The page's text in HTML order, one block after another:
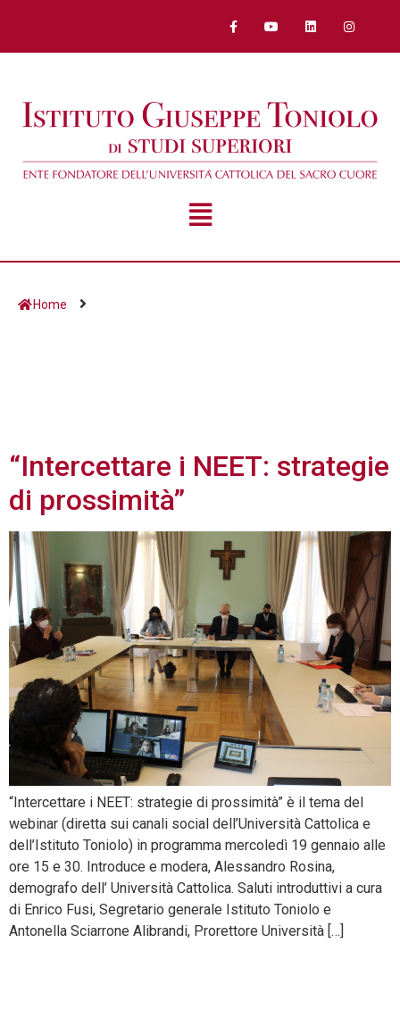
Home
“Intercettare i NEET: strategie
di prossimità”
“Intercettare i NEET: strategie di prossimità” è il tema del
webinar (diretta sui canali social dell’Università Cattolica e
dell’Istituto Toniolo) in programma mercoledì 19 gennaio alle
ore 15 e 30. Introduce e modera, Alessandro Rosina,
demografo dell’ Università Cattolica. Saluti introduttivi a cura
di Enrico Fusi, Segretario generale Istituto Toniolo e
Antonella Sciarrone Alibrandi, Prorettore Università […]